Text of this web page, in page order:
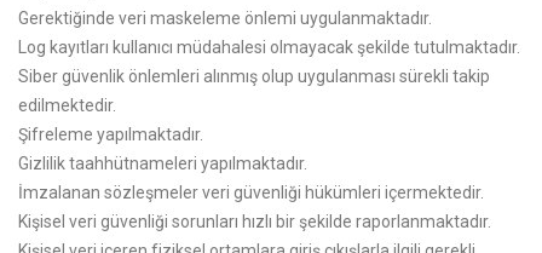
Gerektiğinde veri maskeleme önlemi uygulanmaktadır.
Log kayıtları kullanıcı müdahalesi olmayacak şekilde tutulmaktadır.
Siber güvenlik önlemleri alınmış olup uygulanması sürekli takip
edilmektedir.
Şifreleme yapılmaktadır.
Gizlilik taahhütnameleri yapılmaktadır.
İmzalanan sözleşmeler veri güvenliği hükümleri içermektedir.
Kişisel veri güvenliği sorunları hızlı bir şekilde raporlanmaktadır.